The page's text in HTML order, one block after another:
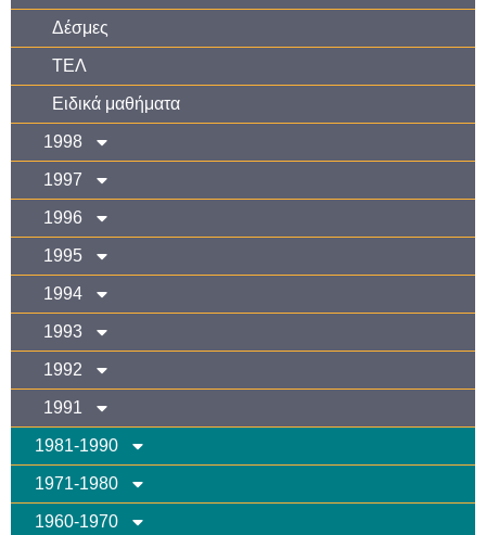
Δέσμες
TEΛ
Ειδικά μαθήματα
1998
1997
1996
1995
1994
1993
1992
1991
1981-1990
1971-1980
1960-1970